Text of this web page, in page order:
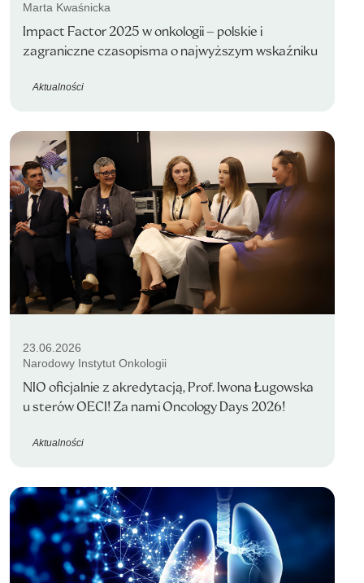
Marta Kwaśnicka
Impact Factor 2025 w onkologii – polskie i
zagraniczne czasopisma o najwyższym wskaźniku
Aktualności
23.06.2026
Narodowy Instytut Onkologii
NIO oficjalnie z akredytacją, Prof. Iwona Ługowska
u sterów OECI! Za nami Oncology Days 2026!
Aktualności